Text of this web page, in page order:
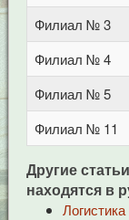
Филиал № 3
Филиал № 4
Филиал № 5
Филиал № 11
Другие
находятся в
Логистика